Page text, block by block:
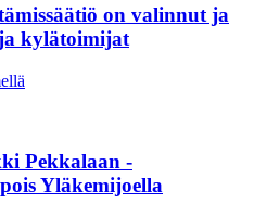
on valinnut ja
kylätoimijat
Pekkalaan -
Yläkemijoella